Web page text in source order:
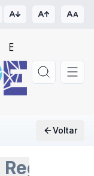
Voltar
Registro